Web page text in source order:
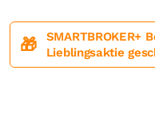
🎁
SMARTBROKER+
Lieblingsaktie